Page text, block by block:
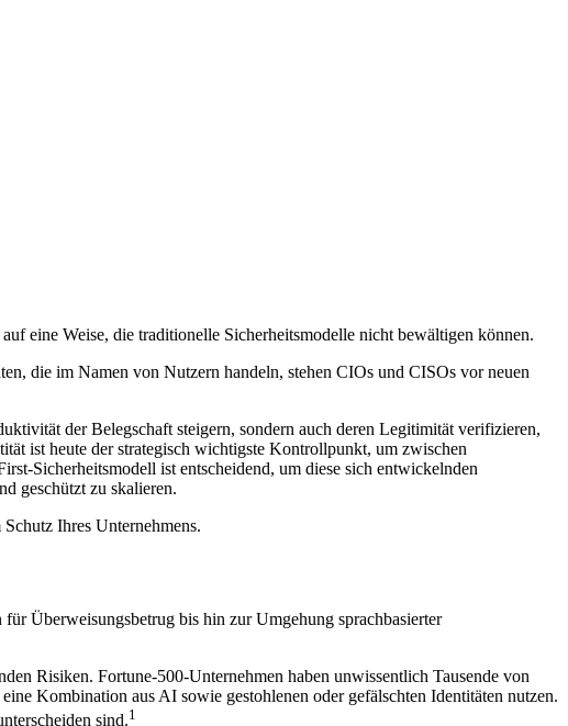
eine Weise, die traditionelle Sicherheitsmodelle nicht bewältigen können.
die im Namen von Nutzern handeln, stehen CIOs und CISOs vor neuen
der Belegschaft steigern, sondern auch deren Legitimität verifizieren,
ist heute der strategisch wichtigste Kontrollpunkt, um zwischen
Sicherheitsmodell ist entscheidend, um diese sich entwickelnden
geschützt zu skalieren.
Ihres Unternehmens.
Überweisungsbetrug bis hin zur Umgehung sprachbasierter
Risiken. Fortune-500-Unternehmen haben unwissentlich Tausende von
Kombination aus AI sowie gestohlenen oder gefälschten Identitäten nutzen.
sind.1